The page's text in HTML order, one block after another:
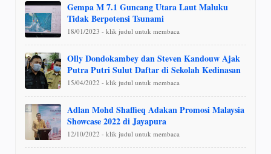
Gempa M 7.1 Guncang Utara Laut Maluku
Tidak Berpotensi Tsunami
18/01/2023 - klik judul untuk membaca
Olly Dondokambey dan Steven Kandouw Ajak
Putra Putri Sulut Daftar di Sekolah Kedinasan
15/04/2022 - klik judul untuk membaca
Adlan Mohd Shaffieq Adakan Promosi Malaysia
Showcase 2022 di Jayapura
12/10/2022 - klik judul untuk membaca